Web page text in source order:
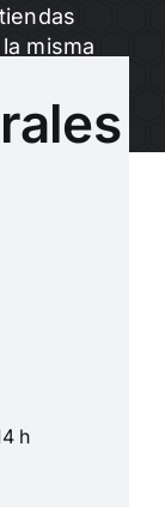
misma
h